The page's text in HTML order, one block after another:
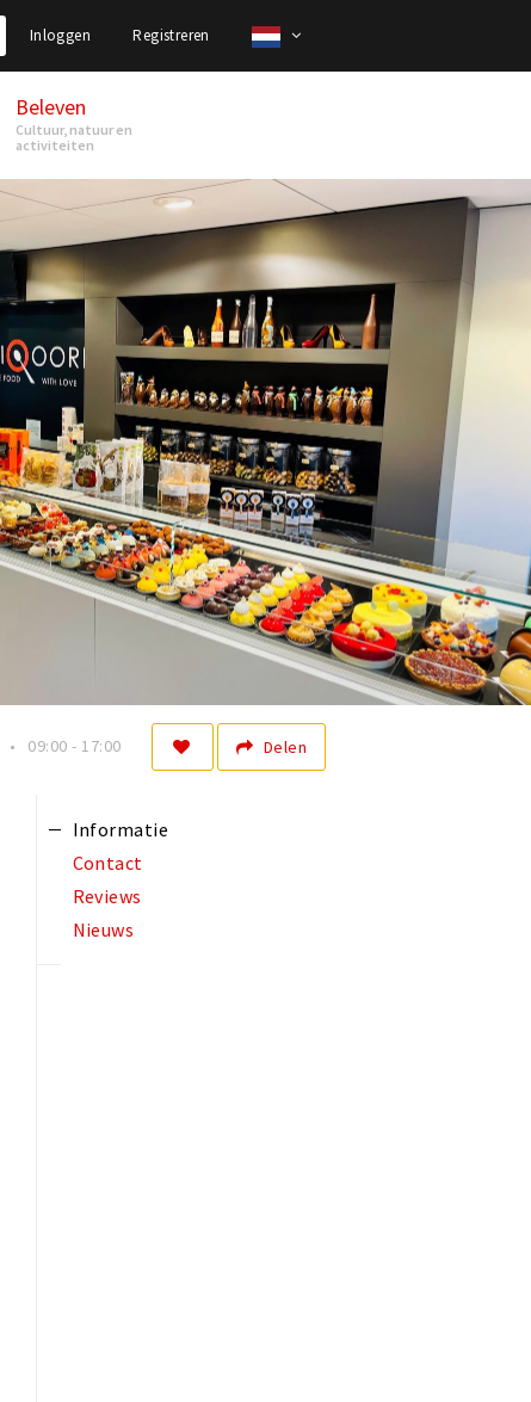
Inloggen Registreren
Beleven
Cultuur, natuur en
activiteiten
Delen
09:00 - 17:00
Informatie
Contact
Reviews
Nieuws